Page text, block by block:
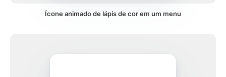
Ícone animado de lápis de cor em um menu